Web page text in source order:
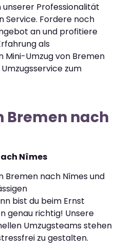
Professionalität
Service. Fordere noch
an und profitiere
als
Mini-Umzug von Bremen
zum
Bremen nach
Nîmes
Bremen nach Nîmes und
bist du beim Ernst
genau richtig! Unsere
Umzugsteams stehen
zu gestalten.